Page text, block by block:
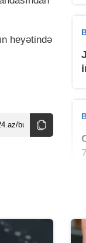
heyətində